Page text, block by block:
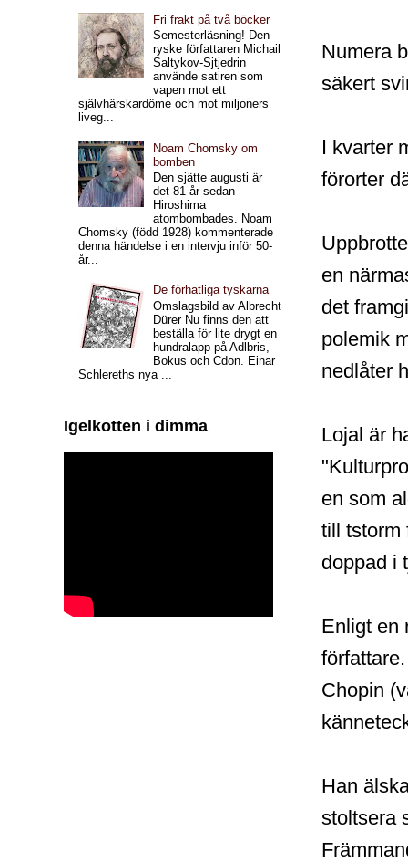
Numera
säkert
I kvarter
förorter
en
det
polemik
nedlåter
Lojal är
en som
till tstorm
doppad i
Enligt en
Chopin
Han
stoltsera
Fri frakt på två böcker
Semesterläsning! Den
ryske författaren Michail
Saltykov-Sjtjedrin
använde satiren som
vapen mot ett
självhärskardöme och mot miljoners
liveg...
Noam Chomsky om
bomben
Den sjätte augusti är
det 81 år sedan
Hiroshima
atombombades. Noam
Chomsky (född 1928) kommenterade
denna händelse i en intervju inför 50-
år...
De förhatliga tyskarna
Omslagsbild av Albrecht
Dürer Nu finns den att
beställa för lite drygt en
hundralapp på Adlbris,
Bokus och Cdon. Einar
Schlereths nya ...
Igelkotten i dimma